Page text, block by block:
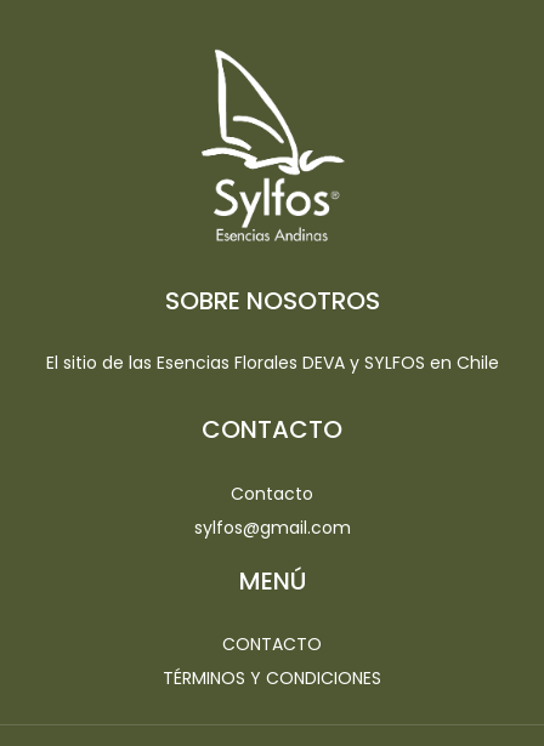
SOBRE NOSOTROS
El sitio de las Esencias Florales DEVA y SYLFOS en Chile
CONTACTO
Contacto
sylfos@gmail.com
MENÚ
CONTACTO
TÉRMINOS Y CONDICIONES